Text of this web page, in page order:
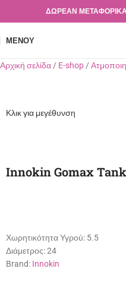
ΔΩΡΕΑΝ
ΜΕΝΟΎ
Αρχική σελίδα E-shop
Κλικ για μεγέθυνση
Innokin Gomax
Χωρητικότητα Υγρού: 5.5
Διάμετρος:24
Brand: Innokin